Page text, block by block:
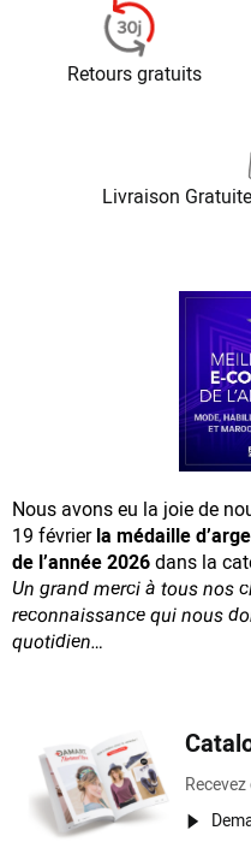
Retours gratuits
Livraison Gratuite
Nous avons eu la joie de
19 févrierla médaille
de l’année 2026dans la
Un grand merci à tous nos
reconnaissancequi nous
quotidien…